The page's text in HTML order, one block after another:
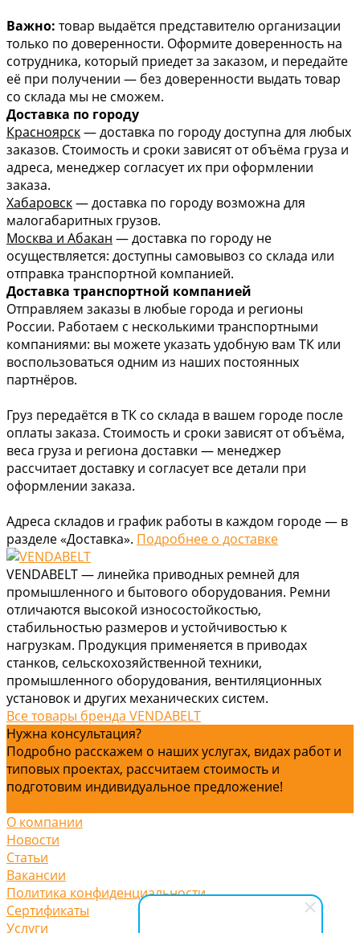
Важно: товар выдаётся представителю организации
только по доверенности. Оформите доверенность на
сотрудника, который приедет за заказом, и передайте
её при получении — без доверенности выдать товар
со склада мы не сможем.
Доставка по городу
Красноярск— доставка по городу доступна для любых
заказов. Стоимость и сроки зависят от объёма груза и
адреса, менеджер согласует их при оформлении
заказа.
Хабаровск— доставка по городу возможна для
малогабаритных грузов.
Москва и Абакан — доставка по городу не
осуществляется: доступны самовывоз со склада или
отправка транспортной компанией.
Доставка транспортной компанией
Отправляем заказы в любые города и регионы
России. Работаем с несколькими транспортными
компаниями: вы можете указать удобную вам ТК или
воспользоваться одним из наших постоянных
партнёров.
Груз передаётся в ТК со склада в вашем городе после
оплаты заказа. Стоимость и сроки зависят от объёма,
веса груза и региона доставки — менеджер
рассчитает доставку и согласует все детали при
оформлении заказа.
Адреса складов и график работы в каждом городе — в
разделе «Доставка». Подробнее о доставке
VENDABELT — линейка приводных ремней для
промышленного и бытового оборудования. Ремни
отличаются высокой износостойкостью,
стабильностью размеров и устойчивостью к
нагрузкам. Продукция применяется в приводах
станков, сельскохозяйственной техники,
промышленного оборудования, вентиляционных
установок и других механических систем.
Все товары бренда VENDABELT
Нужна консультация?
Подробно расскажем о наших услугах, видах работ и
типовых проектах, рассчитаем стоимость и
подготовим индивидуальное предложение!
О компании
Новости
Статьи
Вакансии
Политика конфиденциальности
Сертификаты
Услуги